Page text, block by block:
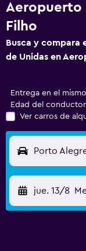
Aeropuerto
Filho
Busca y compara
de Unidas en
Entrega en el
Edad del
Ver carros de
Porto
jue. 13/8